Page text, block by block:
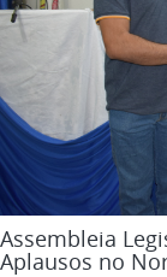
Assembleia
Aplausos no